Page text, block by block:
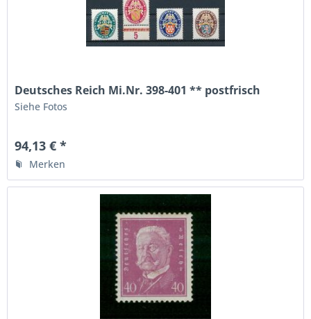
Deutsches Reich Mi.Nr. 398-401 ** postfrisch
Siehe Fotos
94,13 € *
Merken